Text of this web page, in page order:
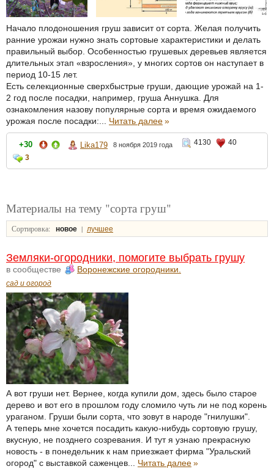
Начало плодоношения груш зависит от сорта. Желая получить
ранние урожаи нужно знать сортовые характеристики и делать
правильный выбор. Особенностью грушевых деревьев является
длительных этап «взросления», у многих сортов он наступает в
период 10-15 лет.
Есть селекционные сверхбыстрые груши, дающие урожай на 1-
2 год после посадки, например, груша Аннушка. Для
ознакомления назову популярные сорта и время ожидаемого
урожая после посадки:... Читать далее»
+30 Lika179 8 ноября 2019 года 4130
40
3
Материалы на тему "сорта груш"
Сортировка: новое | лучшее
Земляки-огородники, помогите выбрать грушу
в сообществе Воронежские огородники.
сад и огород
А вот груши нет. Вернее, когда купили дом, здесь было старое
дерево и вот его в прошлом году сломило чуть ли не под корень
ураганом. Груши были сорта, что зовут в народе "гнилушки".
А теперь мне хочется посадить какую-нибудь сортовую грушу,
вкусную, не позднего созревания. И тут я узнаю прекрасную
новость - в понедельник к нам приезжает фирма "Уральский
огород" с выставкой саженцев... Читать далее»